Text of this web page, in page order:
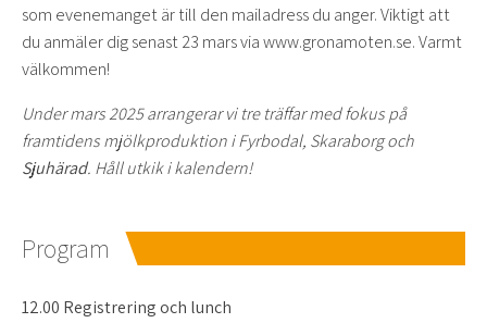
som evenemanget är till den mailadress du anger. Viktigt att
du anmäler dig senast 23 mars via www.gronamoten.se. Varmt
välkommen!
Under mars 2025 arrangerar vi tre träffar med fokus på
framtidens mjölkproduktion i Fyrbodal, Skaraborg och
Sjuhärad. Håll utkik i kalendern!
Program
12.00 Registrering och lunch